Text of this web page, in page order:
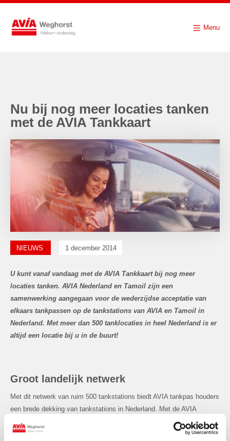
Menu
Nu bij nog meer locaties tanken
met de AVIA Tankkaart
NIEUWS 1 december 2014
U kunt vanaf vandaag met de AVIA Tankkaart bij nog meer
locaties tanken. AVIA Nederland en Tamoil zijn een
samenwerking aangegaan voor de wederzijdse acceptatie van
elkaars tankpassen op de tankstations van AVIA en Tamoil in
Nederland. Met meer dan 500 tanklocaties in heel Nederland is er
altijd een locatie bij u in de buurt!
Groot landelijk netwerk
Met dit netwerk van ruim 500 tankstations biedt AVIA tankpas houders
een brede dekking van tankstations in Nederland. Met de AVIA
Tankkaart kunnen klanten niet alleen bij ruim 300 AVIA en 130 Tamoil
locaties tanken, maar ook nog eens bij een 50-tal geselecteerde Esso